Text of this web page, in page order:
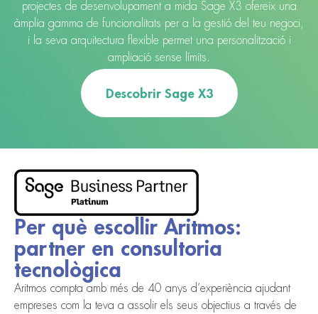
projectes de desenvolupament a mida Sage X3 ofereix una
àmplia gamma de funcionalitats per a la gestió del teu negoci,
i la seva arquitectura flexible permet una personalització i
ampliació sense límits.
Descobrir Sage X3
Per què escollir Aritmos:
partner en consultoria
tecnològica
Aritmos compta amb més de 40 anys d’experiència ajudant
empreses com la teva a assolir els seus objectius a través de